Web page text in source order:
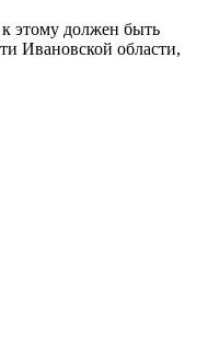
этому должен быть
Ивановской области,